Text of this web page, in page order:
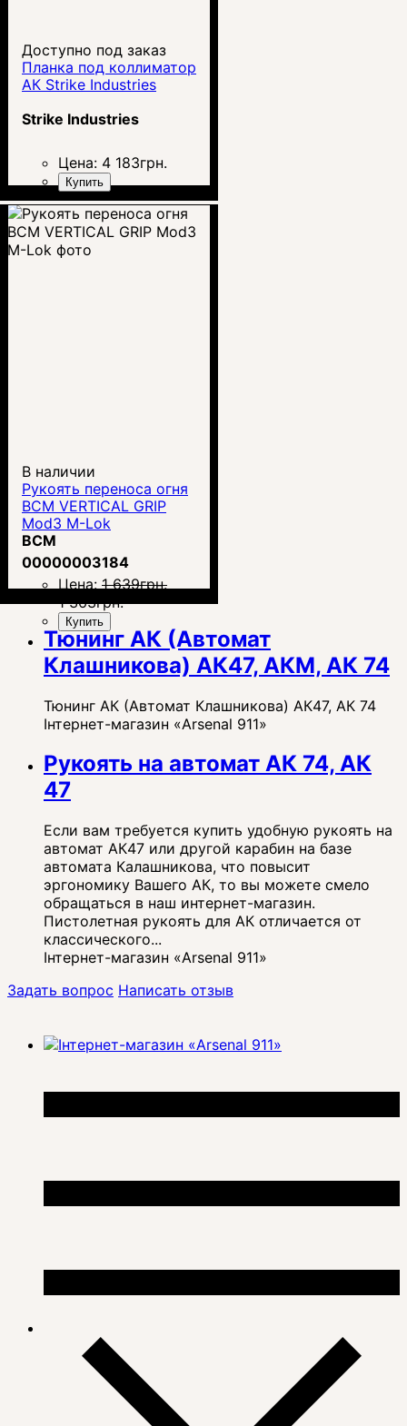
Доступно под заказ
Планка под коллиматор
АК Strike Industries
Strike Industries
Цена: 4 183грн.
Купить
В наличии
Рукоять переноса огня
BCM VERTICAL GRIP
Mod3 M-Lok
BCM
00000003184
Цена: 1 639грн.
1 363грн.
Купить
Тюнинг АК (Автомат
Клашникова) АК47, АКМ, АК 74
Тюнинг АК (Автомат Клашникова) АК47, АК 74
Інтернет-магазин «Arsenal 911»
Рукоять на автомат АК 74, АК
47
Если вам требуется купить удобную рукоять на
автомат АК47 или другой карабин на базе
автомата Калашникова, что повысит
эргономику Вашего АК, то вы можете смело
обращаться в наш интернет-магазин.
Пистолетная рукоять для АК отличается от
классического...
Інтернет-магазин «Arsenal 911»
Задать вопрос Написать отзыв